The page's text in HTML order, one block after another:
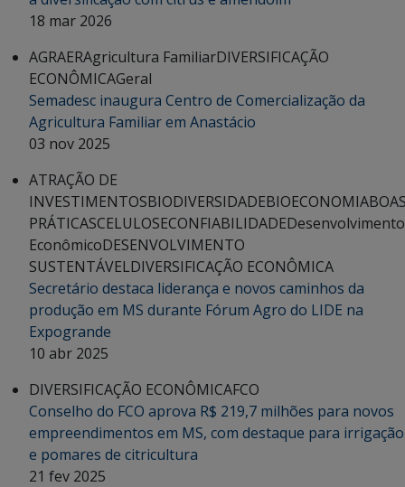
18 mar 2026
AGRAERAgricultura FamiliarDIVERSIFICAÇÃO
ECONÔMICAGeral
Semadesc inaugura Centro de Comercialização da
Agricultura Familiar em Anastácio
03 nov 2025
ATRAÇÃO DE
INVESTIMENTOSBIODIVERSIDADEBIOECONOMIA
PRÁTICASCELULOSECONFIABILIDADEDesenvolvimento
EconômicoDESENVOLVIMENTO
SUSTENTÁVELDIVERSIFICAÇÃO ECONÔMICA
Secretário destaca liderança e novos caminhos da
produção em MS durante Fórum Agro do LIDE na
Expogrande
10 abr 2025
DIVERSIFICAÇÃO ECONÔMICAFCO
Conselho do FCO aprova R$ 219,7 milhões para novos
empreendimentos em MS, com destaque para irrigação
e pomares de citricultura
21 fev 2025